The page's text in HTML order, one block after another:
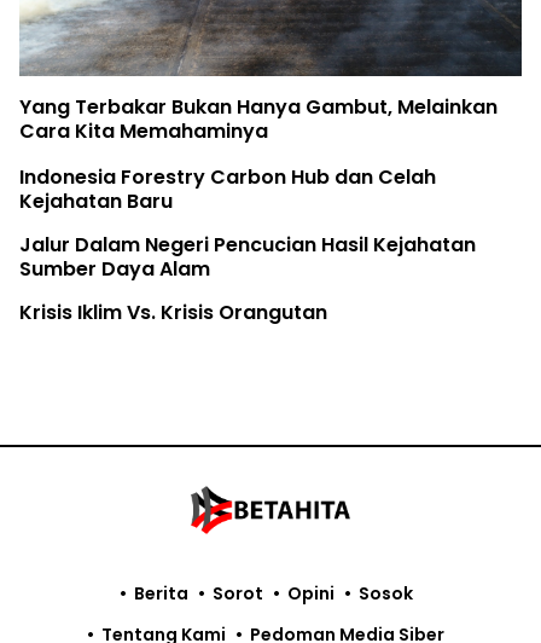
Yang Terbakar Bukan Hanya Gambut, Melainkan
Cara Kita Memahaminya
Indonesia Forestry Carbon Hub dan Celah
Kejahatan Baru
Jalur Dalam Negeri Pencucian Hasil Kejahatan
Sumber Daya Alam
Krisis Iklim Vs. Krisis Orangutan
Berita Sorot Opini
Sosok
Tentang Kami
Pedoman Media Siber